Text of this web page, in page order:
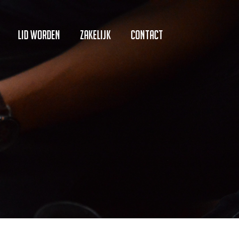
Lid worden Zakelijk Contact